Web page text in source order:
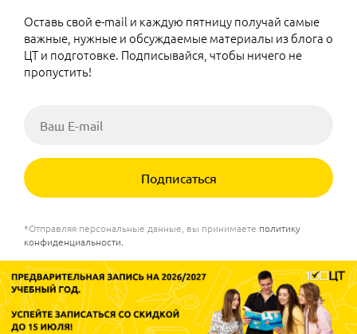
Оставь свой e-mail и каждую пятницу получай самые
важные, нужные и обсуждаемые материалы из блога о
ЦТ и подготовке. Подписывайся, чтобы ничего не
пропустить!
Подписаться
*Отправляя персональные данные, вы принимаете политику
конфиденциальности